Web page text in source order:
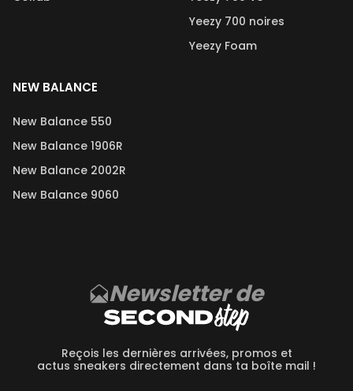
Yeezy 700 noires
Yeezy Foam
NEW BALANCE
New Balance 550
New Balance 1906R
New Balance 2002R
New Balance 9060
Newsletter de
Reçois les dernières arrivées, promos et
actus sneakers directement dans ta boîte mail !